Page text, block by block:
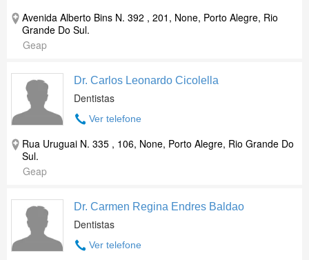
Avenida Alberto Bins N. 392 , 201, None, Porto Alegre, Rio
Grande Do Sul.
Geap
Dr. Carlos Leonardo Cicolella
Dentistas
Ver telefone
Rua Uruguai N. 335 , 106, None, Porto Alegre, Rio Grande Do
Sul.
Geap
Dr. Carmen Regina Endres Baldao
Dentistas
Ver telefone